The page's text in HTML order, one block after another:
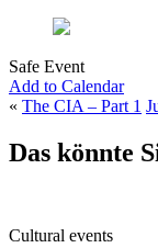
Safe Event
Add to Calendar
« The CIA – Part 1
Das könnte
Cultural events